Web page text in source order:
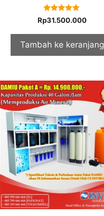
5.00
out of 5
Rp31.500.000
Tambah ke keranjang